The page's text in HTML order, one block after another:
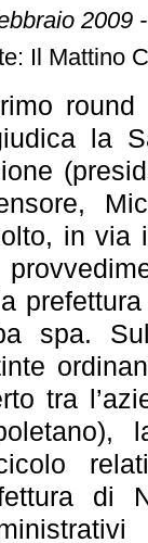
2009
Il Mattino
la
in via
spa.
tra
di